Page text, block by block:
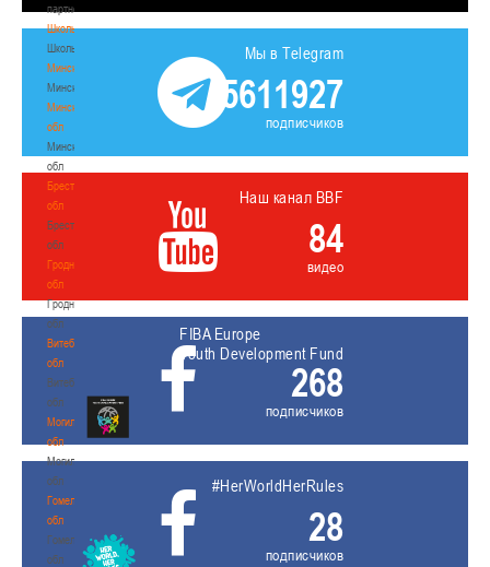
партнеры
Школы
Школы
Минск
Минск
Минская
обл
Минская
обл
Брестская
обл
Брестская
обл
Гродненская
обл
Гродненская
обл
Витебская
обл
Витебская
обл
Могилевская
обл
Могилевская
обл
Гомельская
обл
Гомельская
обл
Мы в Telegram
5611927
подписчиков
Наш канал BBF
84
видео
FIBA Europe
Youth Development Fund
268
подписчиков
#HerWorldHerRules
28
подписчиков